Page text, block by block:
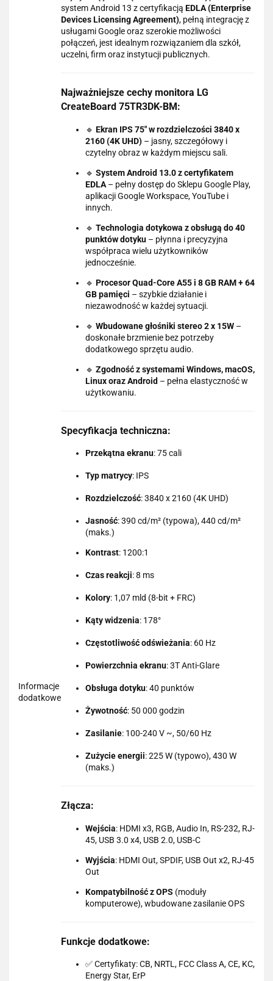
Informacje
dodatkowe
system Android 13 z certyfikacją EDLA (Enterprise
Devices Licensing Agreement), pełną integrację z
usługami Google oraz szerokie możliwości
połączeń, jest idealnym rozwiązaniem dla szkół,
uczelni, firm oraz instytucji publicznych.
Najważniejsze cechy monitora LG
CreateBoard 75TR3DK-BM:
🔹 Ekran IPS 75" w rozdzielczości 3840 x
2160 (4K UHD) – jasny, szczegółowy i
czytelny obraz w każdym miejscu sali.
🔹 System Android 13.0 z certyfikatem
EDLA – pełny dostęp do Sklepu Google Play,
aplikacji Google Workspace, YouTube i
innych.
🔹 Technologia dotykowa z obsługą do 40
punktów dotyku – płynna i precyzyjna
współpraca wielu użytkowników
jednocześnie.
🔹 Procesor Quad-Core A55 i 8 GB RAM + 64
GB pamięci – szybkie działanie i
niezawodność w każdej sytuacji.
🔹 Wbudowane głośniki stereo 2 x 15W –
doskonałe brzmienie bez potrzeby
dodatkowego sprzętu audio.
🔹 Zgodność z systemami Windows, macOS,
Linux oraz Android – pełna elastyczność w
użytkowaniu.
Specyfikacja techniczna:
Przekątna ekranu: 75 cali
Typ matrycy: IPS
Rozdzielczość: 3840 x 2160 (4K UHD)
Jasność: 390 cd/m² (typowa), 440 cd/m²
(maks.)
Kontrast: 1200:1
Czas reakcji: 8 ms
Kolory: 1,07 mld (8-bit + FRC)
Kąty widzenia: 178°
Częstotliwość odświeżania: 60 Hz
Powierzchnia ekranu: 3T Anti-Glare
Obsługa dotyku: 40 punktów
Żywotność: 50 000 godzin
Zasilanie: 100-240 V ~, 50/60 Hz
Zużycie energii: 225 W (typowo), 430 W
(maks.)
Złącza:
Wejścia: HDMI x3, RGB, Audio In, RS-232, RJ-
45, USB 3.0 x4, USB 2.0, USB-C
Wyjścia: HDMI Out, SPDIF, USB Out x2, RJ-45
Out
Kompatybilność z OPS (moduły
komputerowe), wbudowane zasilanie OPS
Funkcje dodatkowe:
✅ Certyfikaty: CB, NRTL, FCC Class A, CE, KC,
Energy Star, ErP